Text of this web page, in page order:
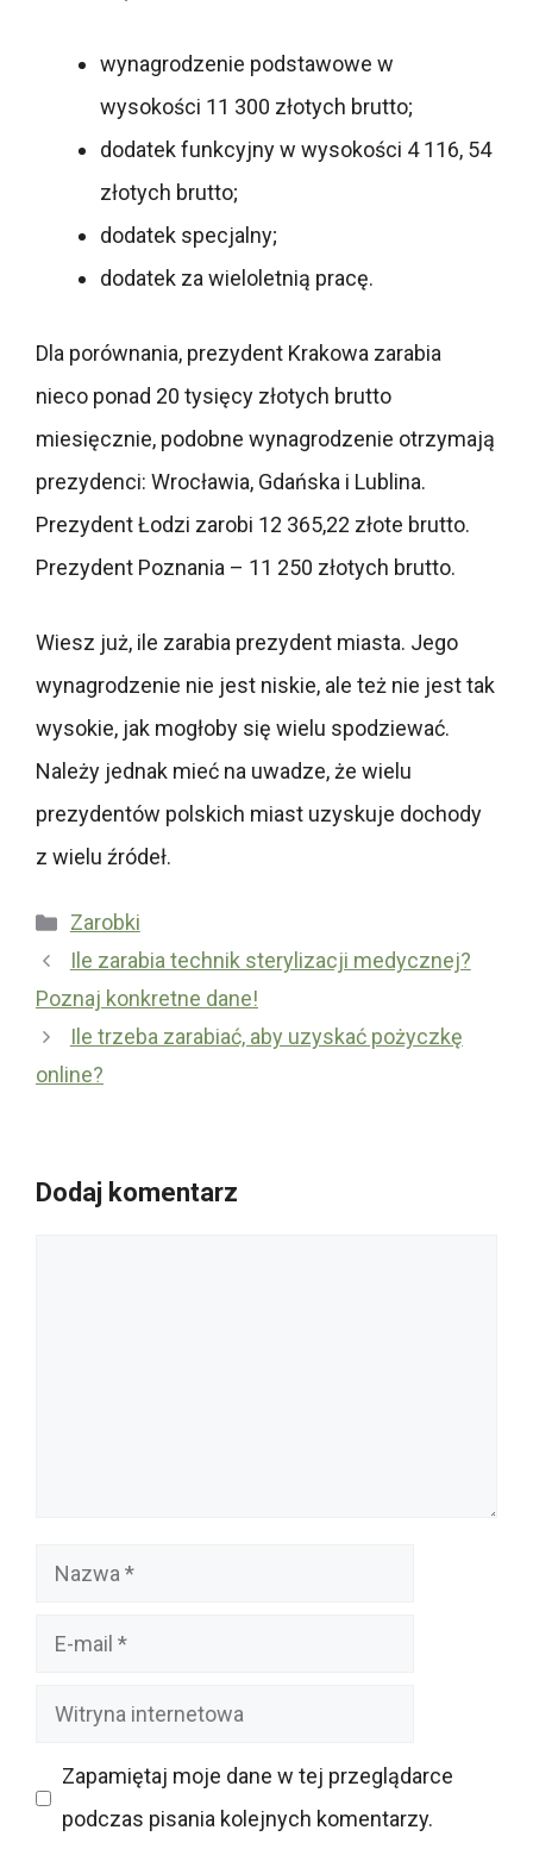
wynagrodzenie podstawowe w
wysokości 11 300 złotych brutto;
dodatek funkcyjny w wysokości 4 116, 54
złotych brutto;
dodatek specjalny;
dodatek za wieloletnią pracę.
Dla porównania, prezydent Krakowa zarabia
nieco ponad 20 tysięcy złotych brutto
miesięcznie, podobne wynagrodzenie otrzymają
prezydenci: Wrocławia, Gdańska i Lublina.
Prezydent Łodzi zarobi 12 365,22 złote brutto.
Prezydent Poznania – 11 250 złotych brutto.
Wiesz już, ile zarabia prezydent miasta. Jego
wynagrodzenie nie jest niskie, ale też nie jest tak
wysokie, jak mogłoby się wielu spodziewać.
Należy jednak mieć na uwadze, że wielu
prezydentów polskich miast uzyskuje dochody
z wielu źródeł.
Kategorie
Zarobki
Ile zarabia technik sterylizacji medycznej?
Poznaj konkretne dane!
Ile trzeba zarabiać, aby uzyskać pożyczkę
online?
Dodaj komentarz
Nazwa
Witryna
Zapamiętaj moje dane w tej przeglądarce
podczas pisania kolejnych komentarzy.